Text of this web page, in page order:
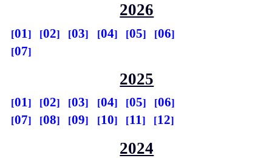
2026
01 02 03 04 05
06
07
2025
01 02 03 04 05
06
07
08 09 10 11 12
2024